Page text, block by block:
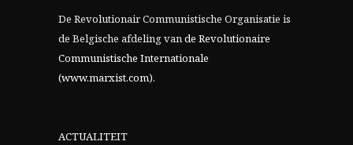
De Revolutionair Communistische Organisatie is
de Belgische afdeling vande Revolutionaire
Communistische Internationale
(www.marxist.com).
ACTUALITEIT